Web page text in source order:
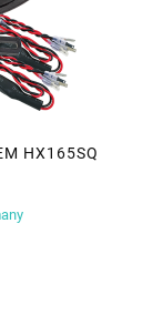
HX165SQ